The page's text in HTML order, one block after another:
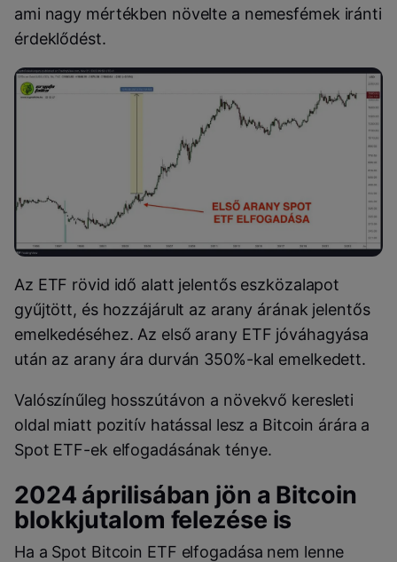
ami nagy mértékben növelte a nemesfémek iránti
érdeklődést.
Az ETF rövid idő alatt jelentős eszközalapot
gyűjtött, és hozzájárult az arany árának jelentős
emelkedéséhez. Az első arany ETF jóváhagyása
után az arany ára durván 350%-kal emelkedett.
Valószínűleg hosszútávon a növekvő keresleti
oldal miatt pozitív hatással lesz a Bitcoin árára a
Spot ETF-ek elfogadásának ténye.
2024 áprilisában jön a Bitcoin
blokkjutalom felezése is
Ha a Spot Bitcoin ETF elfogadása nem lenne